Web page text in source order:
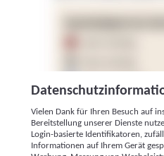
Vielen Dank für Ihren Besuch auf
Bereitstellung unserer Dienste
Login-basierte Identifikatoren,
Informationen auf Ihrem Gerät